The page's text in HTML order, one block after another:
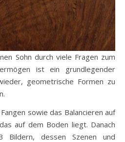
Sohn durch viele Fragen zum
ist ein grundlegender
geometrische Formen zu
sowie das Balancieren auf
auf dem Boden liegt. Danach
Bildern, dessen Szenen und